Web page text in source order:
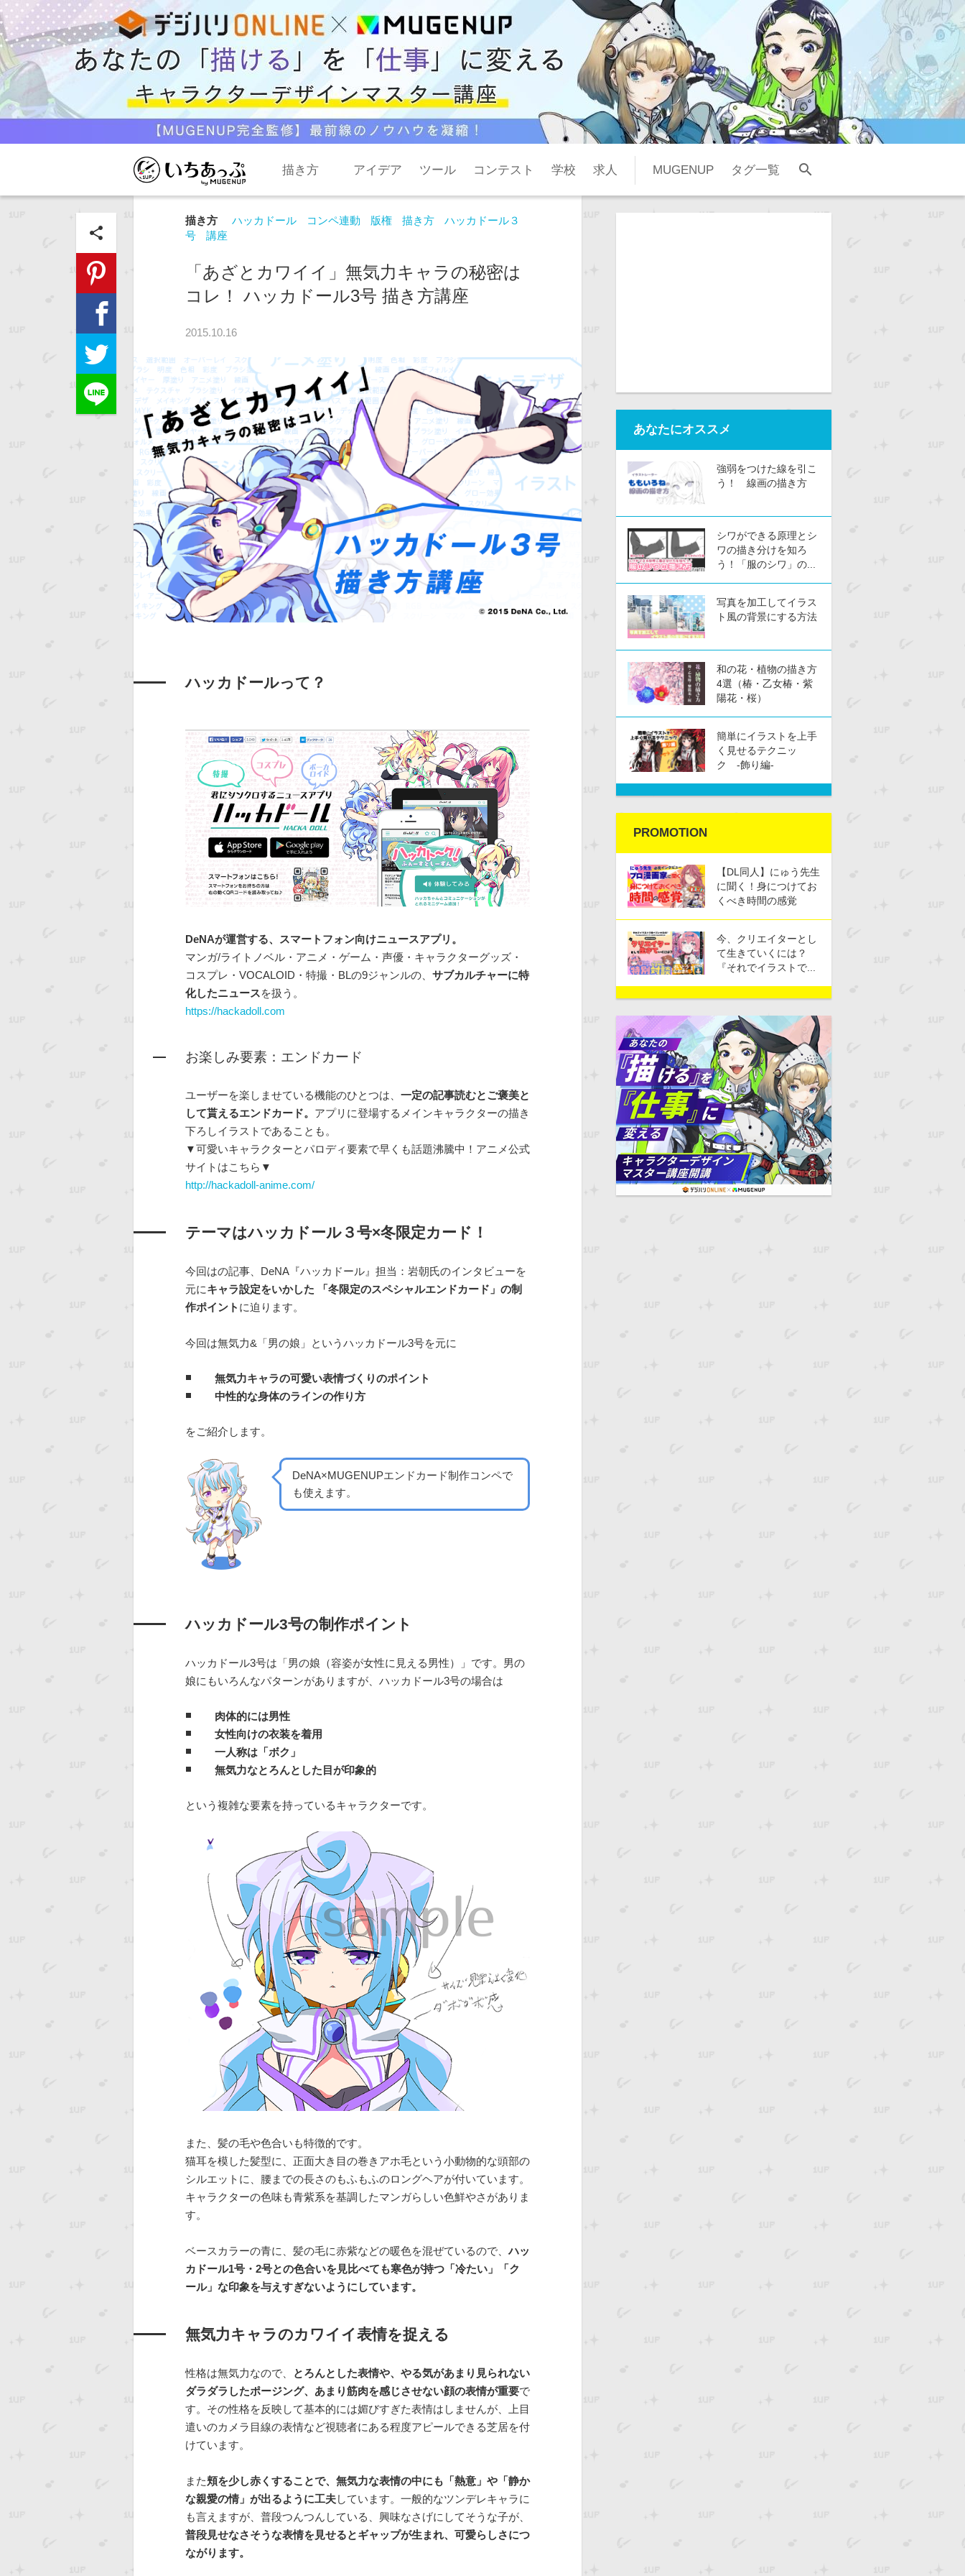
描き方 アイデア ツール コンテスト 学校 求人 MUGENUP タグ一覧 search
描き方 ハッカドール コンペ連動 版権 描き方
ハッカドール３
号
講座
「あざとカワイイ」無気力キャラの秘密は
コレ！ ハッカドール3号 描き方講座
2015.10.16
ハッカドールって？
DeNAが運営する、スマートフォン向けニュースアプリ。
マンガ/ライトノベル・アニメ・ゲーム・声優・キャラクターグッズ・
コスプレ・VOCALOID・特撮・BLの9ジャンルの、 サブカルチャーに特
化したニュースを扱う。
https://hackadoll.com
お楽しみ要素：エンドカード
ユーザーを楽しませている機能のひとつは、 一定の記事読むとご褒美と
して貰えるエンドカード。 アプリに登場するメインキャラクターの描き
下ろしイラストであることも。
▼可愛いキャラクターとパロディ要素で早くも話題沸騰中！アニメ公式
サイトはこちら▼
http://hackadoll-anime.com/
テーマはハッカドール３号×冬限定カード！
今回はの記事、DeNA『ハッカドール』担当：岩朝氏のインタビューを
元にキャラ設定をいかした 「冬限定のスペシャルエンドカード」の制
作ポイント に迫ります。
今回は無気力&「男の娘」というハッカドール3号を元に
無気力キャラの可愛い表情づくりのポイント
中性的な身体のラインの作り方
をご紹介します。
DeNA×MUGENUPエンドカード制作コンペで
も使えます。
ハッカドール3号の制作ポイント
ハッカドール3号は「男の娘（容姿が女性に見える男性）」です。男の
娘にもいろんなパターンがありますが、ハッカドール3号の場合は
肉体的には男性
女性向けの衣装を着用
一人称は「ボク」
無気力なとろんとした目が印象的
という複雑な要素を持っているキャラクターです。
また、髪の毛や色合いも特徴的です。
猫耳を模した髪型に、正面大き目の巻きアホ毛という小動物的な頭部の
シルエットに、腰までの長さのもふもふのロングヘアが付いています。
キャラクターの色味も青紫系を基調したマンガらしい色鮮やさがありま
す。
ベースカラーの青に、髪の毛に赤紫などの暖色を混ぜているので、ハッ
カドール1号・2号との色合いを見比べても寒色が持つ「冷たい」「ク
ール」な印象を与えすぎないようにしています。
無気力キャラのカワイイ表情を捉える
性格は無気力なので、
とろんとした表情や、やる気があまり見られない
ダラダラしたポージング、あまり筋肉を感じさせない顔の表情が重要で
す。その性格を反映して基本的には媚びすぎた表情はしませんが、上目
遣いのカメラ目線の表情など視聴者にある程度アピールできる芝居を付
けています。
また頬を少し赤くすることで、無気力な表情の中にも「熱意」や「静か
な親愛の情」が出るように工夫しています。一般的なツンデレキャラに
も言えますが、普段つんつんしている、興味なさげにしてそうな子が、
普段見せなさそうな表情を見せるとギャップが生まれ、可愛らしさにつ
ながります。
あなたにオススメ
強弱をつけた線を引こ
う！ 線画の描き方
シワができる原理とシ
ワの描き分けを知ろ
う！「服のシワ」の...
写真を加工してイラス
ト風の背景にする方法
和の花・植物の描き方
4選（椿・乙女椿・紫
陽花・桜）
簡単にイラストを上手
く見せるテクニッ
ク -飾り編-
PROMOTION
【DL同人】にゅう先生
に聞く！身につけてお
くべき時間の感覚
今、クリエイターとし
て生きていくには？
『それでイラストで...
share